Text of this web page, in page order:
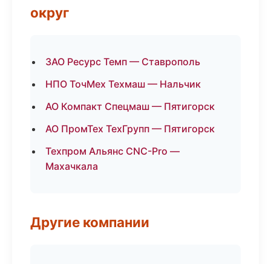
округ
ЗАО Ресурс Темп — Ставрополь
НПО ТочМех Техмаш — Нальчик
АО Компакт Спецмаш — Пятигорск
АО ПромТех ТехГрупп — Пятигорск
Техпром Альянс CNC-Pro —
Махачкала
Другие компании